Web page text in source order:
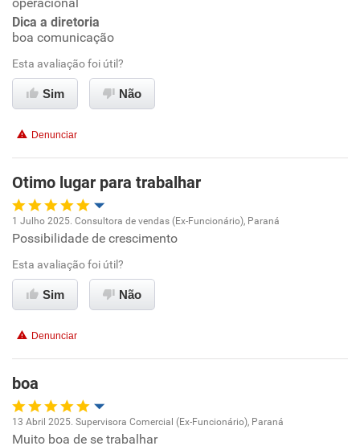
Benefícios
Recomenda esta empresa
Recomenda a diretoria
Dica a diretoria
boa comunicação
Esta avaliação foi útil?
Sim Não
Denunciar
Otimo lugar para trabalhar
Oportunidade de promoção
Ambiente de trabalho
Benefícios
Recomenda esta empresa
Recomenda a diretoria
1 Julho 2025. Consultora de vendas (Ex-Funcionário), Paraná
Possibilidade de crescimento
Esta avaliação foi útil?
Sim Não
Denunciar
boa
Oportunidade de promoção
13 Abril 2025. Supervisora Comercial (Ex-Funcionário), Paraná
Muito boa de se trabalhar